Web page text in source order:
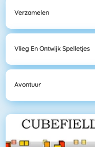
Verzamelen
Vlieg En Ontwijk Spelletjes
Avontuur